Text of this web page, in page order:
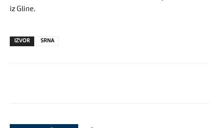
iz Gline.
IZVOR SRNA